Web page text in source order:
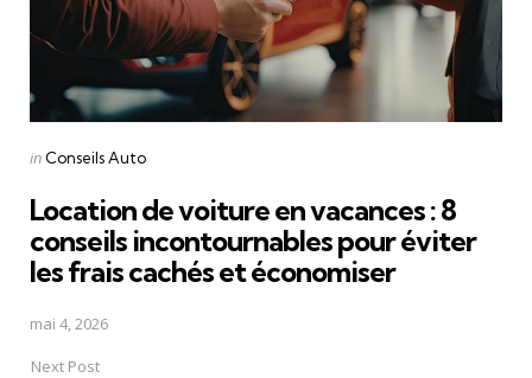
Posted
in Conseils Auto
Location de voiture en vacances : 8
conseils incontournables pour éviter
les frais cachés et économiser
mai 4, 2026
Next Post